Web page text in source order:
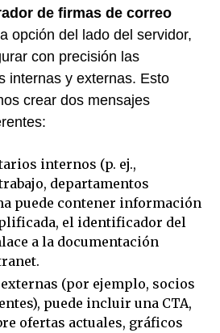
de firmas de correo
opción del lado del servidor,
con precisión las
internas y externas. Esto
crear dos mensajes
internos (p. ej.,
departamentos
puede contener información
el identificador del
a la documentación
(por ejemplo, socios
puede incluir una CTA,
ofertas actuales, gráficos